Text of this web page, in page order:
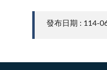
發布日期 : 114-